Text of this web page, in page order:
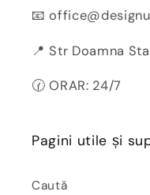
📧
📍 Str Doamna
🕜 ORAR: 24/7
Pagini utile și
Caută